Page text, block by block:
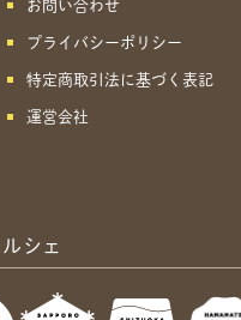
お問い合わせ
プライバシーポリシー
特定商取引法に基づく表記
運営会社
シェ